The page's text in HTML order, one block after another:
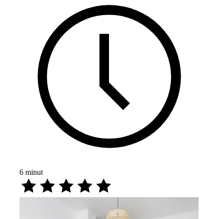
6 minut